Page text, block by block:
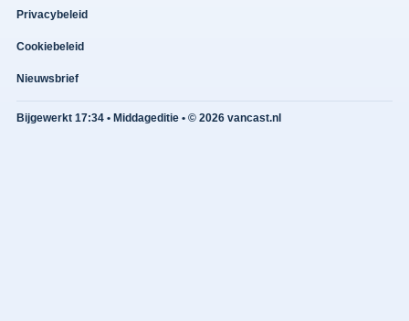
Privacybeleid
Cookiebeleid
Nieuwsbrief
Bijgewerkt 17:34 • Middageditie • © 2026 vancast.nl